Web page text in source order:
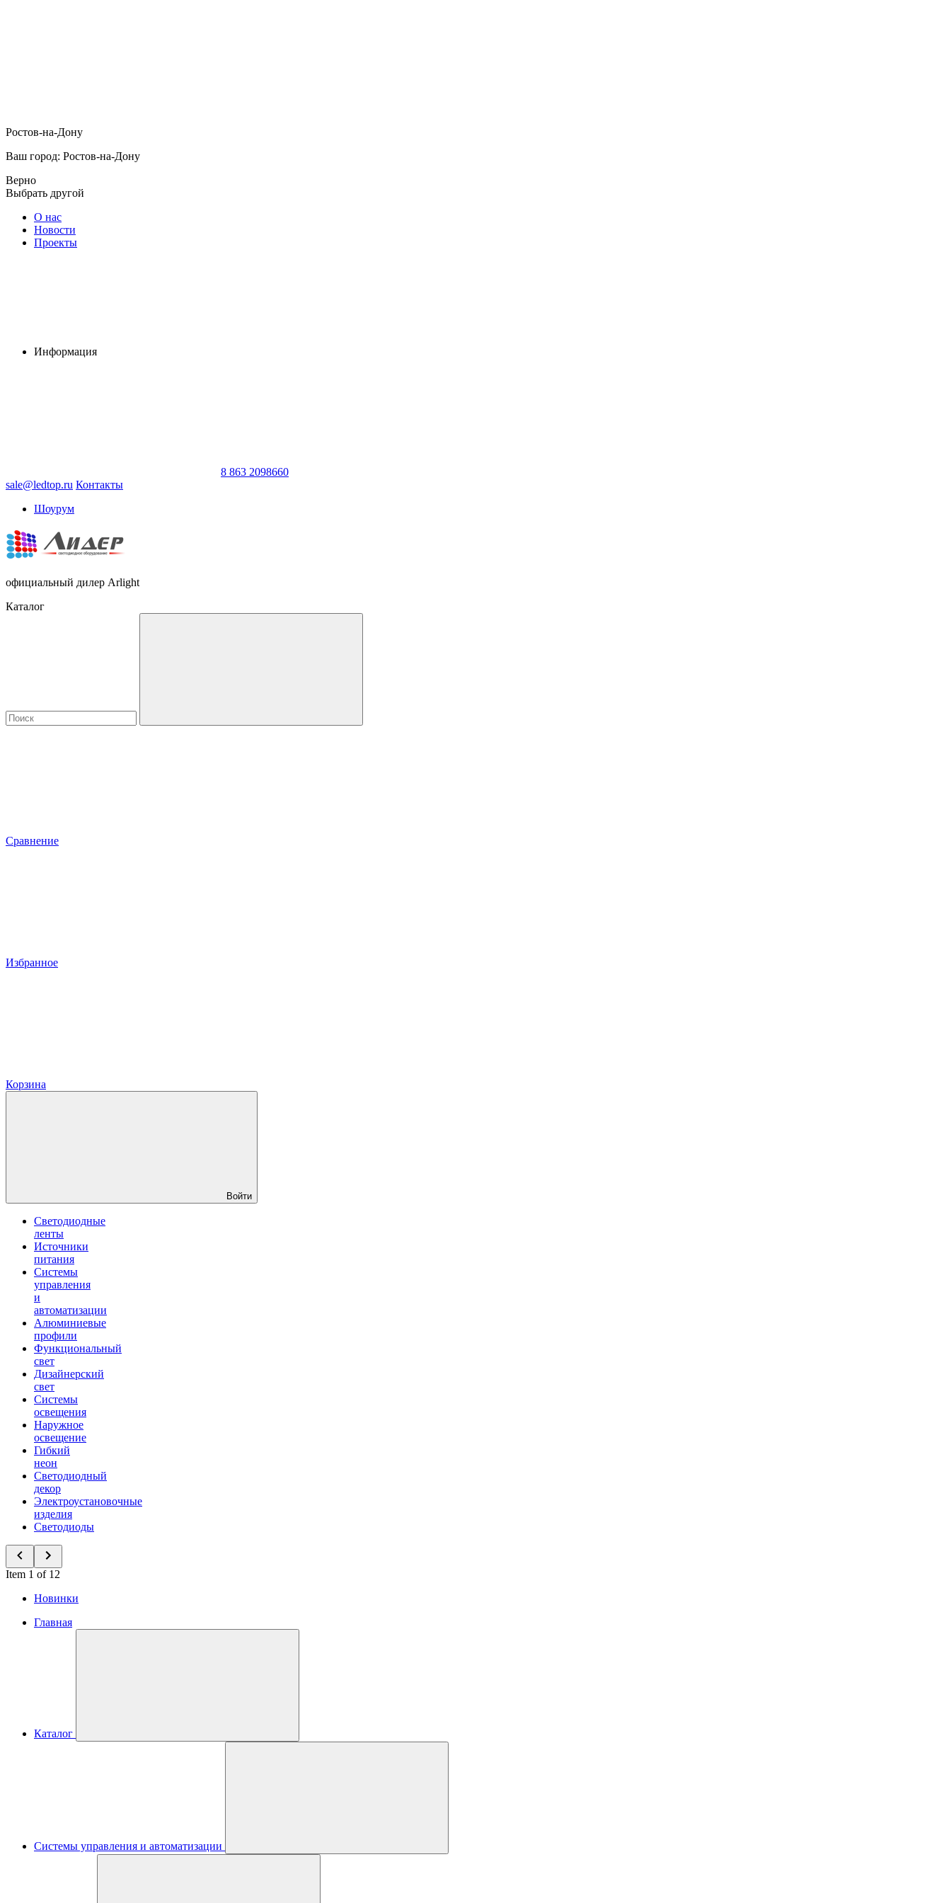
Ростов-на-Дону
Ваш город: Ростов-на-Дону
Верно
Выбрать другой
О нас
Новости
Проекты
Информация
8 863 2098660
sale@ledtop.ru Контакты
Шоурум
официальный дилер Arlight
Каталог
Сравнение
Избранное
Корзина
Войти
Светодиодные
ленты
Источники
питания
Системы
управления
и
автоматизации
Алюминиевые
профили
Функциональный
свет
Дизайнерский
свет
Системы
освещения
Наружное
освещение
Гибкий
неон
Светодиодный
декор
Электроустановочные
изделия
Светодиоды
Item 1 of 12
Новинки
Главная
Каталог
Системы управления и автоматизации